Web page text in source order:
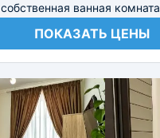
собственная ванная комната
ПОКАЗАТЬ ЦЕНЫ